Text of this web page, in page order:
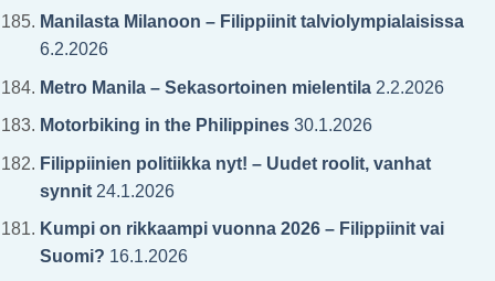
Manilasta Milanoon – Filippiinit talviolympialaisissa
6.2.2026
Metro Manila – Sekasortoinen mielentila2.2.2026
Motorbiking in the Philippines30.1.2026
Filippiinien politiikka nyt! – Uudet roolit, vanhat
synnit24.1.2026
Kumpi on rikkaampi vuonna 2026 – Filippiinit vai
Suomi? 16.1.2026